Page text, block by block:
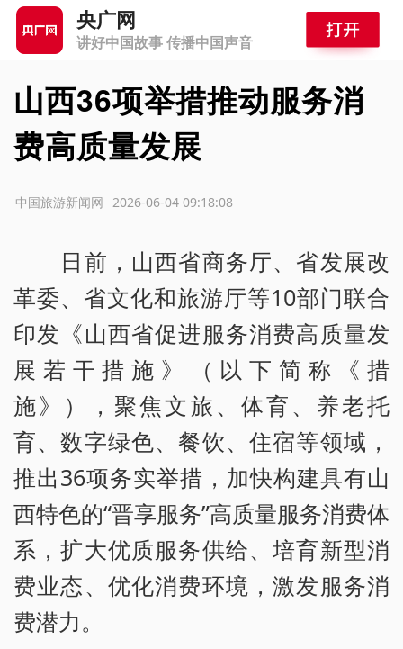
央广网
讲好中国故事 传播中国声音
山西36项举措推动服务消
费高质量发展
2026-06-04 09:18:08
中国旅游新闻网
日前，山西省商务厅、省发展改
革委、省文化和旅游厅等10部门联合
印发《山西省促进服务消费高质量发
展若干措施》（以下简称《措
施》），聚焦文旅、体育、养老托
育、数字绿色、餐饮、住宿等领域，
推出36项务实举措，加快构建具有山
西特色的“晋享服务”高质量服务消费体
系，扩大优质服务供给、培育新型消
费业态、优化消费环境，激发服务消
费潜力。